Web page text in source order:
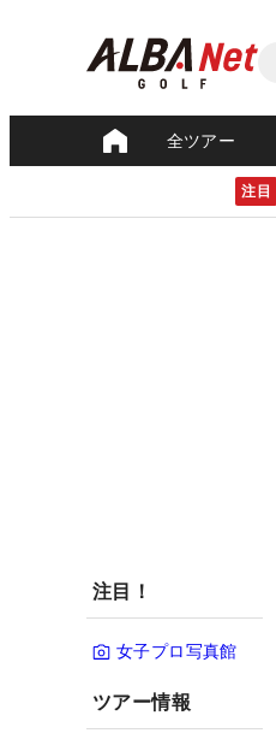
全ツアー
注目
注目！
女子プロ写真館
ツアー情報